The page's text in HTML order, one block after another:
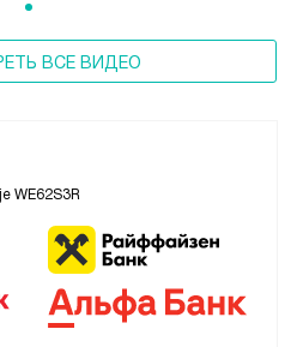
ВСЕ ВИДЕО
WE62S3R